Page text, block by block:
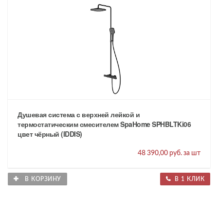
Душевая система с верхней лейкой и
термостатическим смесителем SpaHome SPHBLTKi06
цвет чёрный (IDDIS)
48 390,00 руб. за шт
В КОРЗИНУ В 1 КЛИК